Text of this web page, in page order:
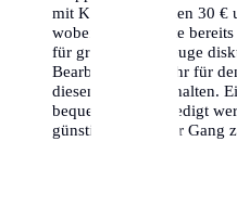
mit Kosten zwischen 30 €
wobei einige Städte
für größere Fahrzeuge
Bearbeitungsgebühr für
diesem Betrag enthalten.
bequem online erledigt
günstiger ist als der Gang